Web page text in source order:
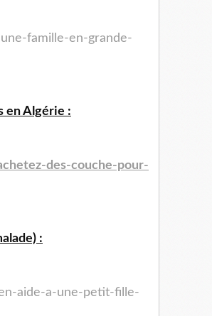
famille-en-grande-
en Algérie :
des-couche-pour-
:
aide-a-une-petit-fille-